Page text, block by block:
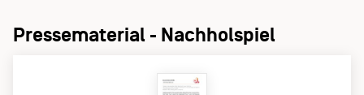
Pressematerial - Nachholspiel